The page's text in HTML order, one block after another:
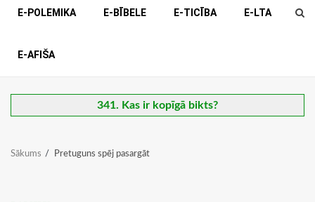
E-POLEMIKA E-BĪBELE E-TICĪBA E-LTA
E-AFIŠA
341. Kas ir kopīgā bikts?
Sākums Pretuguns spēj pasargāt